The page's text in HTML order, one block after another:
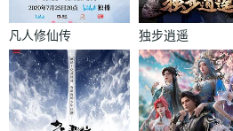
凡人修仙传 独步逍遥